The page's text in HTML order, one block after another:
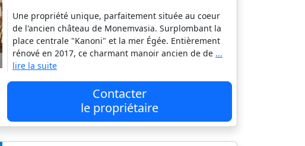
Une propriété unique, parfaitement située au coeur
de l'ancien château de Monemvasia. Surplombant la
place centrale "Kanoni" et la mer Égée. Entièrement
rénové en 2017, ce charmant manoir ancien de de ...
lire la suite
Contacter
le propriétaire